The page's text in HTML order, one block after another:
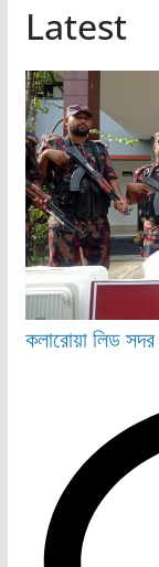
Latest
কলারোয়ালিডসদর